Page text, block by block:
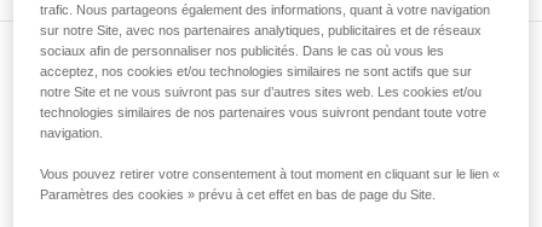
formation et un entraînement spécifique. Validez
avec un professionnel votre capacité à refaire
la manipulation, seul, en toute sécurité, avant
de la reproduire en autonomie.
Nous donnons des exemples de techniques
Abonnez-vous à la newsletter
et restez connecté à notre actualité
Email *
trafic. Nous partageons également des informations, quant à votre navigation
sur notre Site, avec nos partenaires analytiques, publicitaires et de réseaux
sociaux afin de personnaliser nos publicités. Dans le cas où vous les
acceptez, nos cookies et/ou technologies similaires ne sont actifs que sur
notre Site et ne vous suivront pas sur d’autres sites web. Les cookies et/ou
technologies similaires de nos partenaires vous suivront pendant toute votre
navigation.
Vous pouvez retirer votre consentement à tout moment en cliquant sur le lien «
Paramètres des cookies » prévu à cet effet en bas de page du Site.